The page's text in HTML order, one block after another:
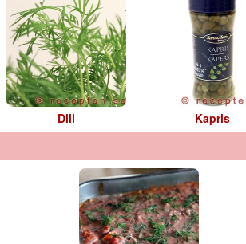
Dill Kapris